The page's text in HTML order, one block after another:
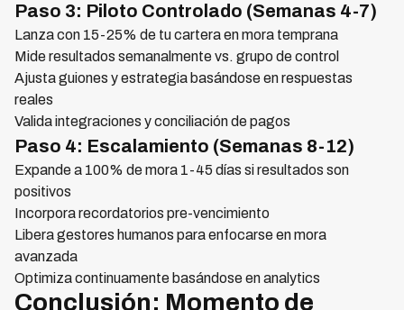
Paso 3: Piloto Controlado (Semanas 4-7)
Lanza con 15-25% de tu cartera en mora temprana
Mide resultados semanalmente vs. grupo de control
Ajusta guiones y estrategia basándose en respuestas
reales
Valida integraciones y conciliación de pagos
Paso 4: Escalamiento (Semanas 8-12)
Expande a 100% de mora 1-45 días si resultados son
positivos
Incorpora recordatorios pre-vencimiento
Libera gestores humanos para enfocarse en mora
avanzada
Optimiza continuamente basándose en analytics
Conclusión: Momento de